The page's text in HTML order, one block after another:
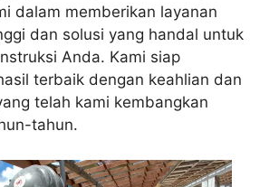
dalam memberikan layanan
dan solusi yang handal untuk
Anda. Kami siap
terbaik dengan keahlian dan
telah kami kembangkan
tahun.